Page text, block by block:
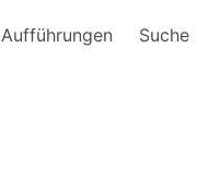
Aufführungen Suche